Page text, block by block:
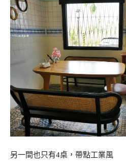
另一間也只有4桌，帶點工業風